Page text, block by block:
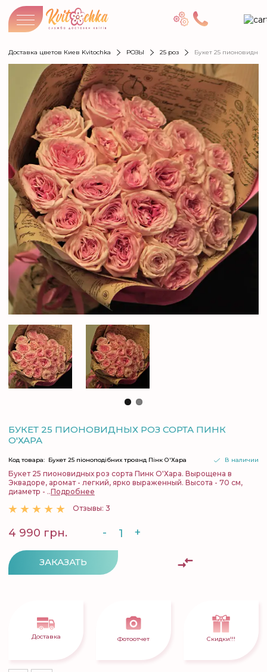
Доставка цветов Киев Kvitochka РОЗЫ 25 роз Букет 25
БУКЕТ 25 ПИОНОВИДНЫХ РОЗ СОРТА ПИНК
О'ХАРА
В наличии
Код товара: Букет 25 піоноподібних троянд Пінк О'Хара
Букет 25 пионовидных роз сорта Пинк О'Хара. Вырощена в
Эквадоре, аромат - легкий, ярко выраженный. Высота - 70 см,
диаметр - ..Подробнее
Отзывы: 3
4 990 грн. - +
ЗАКАЗАТЬ
Доставка Фотоотчет Скидки!!!